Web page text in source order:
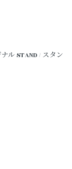
ナル STAND / スタン